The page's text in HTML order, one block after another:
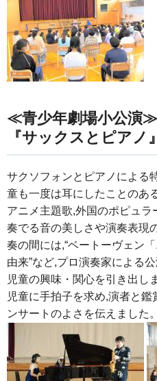
≪青少年劇場小公演
『サックスとピアノ』
サクソフォンとピアノによる
童も一度は耳にしたことのあ
アニメ主題歌,外国のポピュ
奏でる音の美しさや演奏表現
奏の間には,“ベートーヴェン
由来”など,プロ演奏家による
児童の興味・関心を引き出し
児童に手拍子を求め,演者と
ンサートのよさを伝えました。